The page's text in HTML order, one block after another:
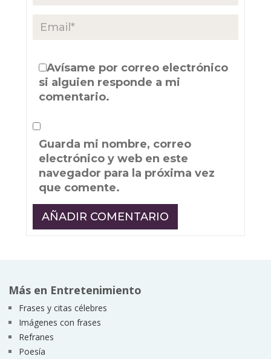
Avísame por correo electrónico
si alguien responde a mi
comentario.
Guarda mi nombre, correo
electrónico y web en este
navegador para la próxima vez
que comente.
Más en Entretenimiento
Frases y citas célebres
Imágenes con frases
Refranes
Poesía